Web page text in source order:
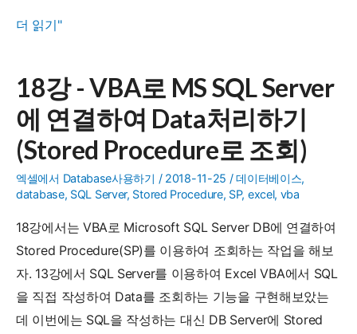
가
기
VBA
셀
시
트
의
값
참
조
하
여
콤
더 읽기"
18강 - VBA로 MS SQL Server
에 연결하여 Data처리하기
(Stored Procedure로 조회)
엑셀에서 Database사용하기 / 2018-11-25 /데이터베이스,
database, SQL Server, Stored Procedure, SP, excel, vba
18강에서는 VBA로 Microsoft SQL Server DB에 연결하여
Stored Procedure(SP)를 이용하여 조회하는 작업을 해보
자. 13강에서 SQL Server를 이용하여 Excel VBA에서 SQL
을 직접 작성하여 Data를 조회하는 기능을 구현해보았는
데 이번에는 SQL을 작성하는 대신 DB Server에 Stored